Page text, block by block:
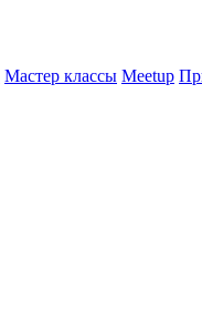
Мастер классы Meetup